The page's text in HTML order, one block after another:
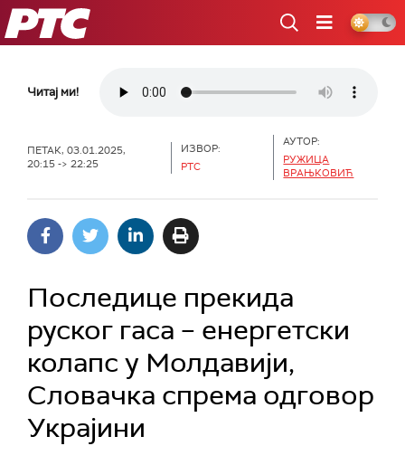
РТС
Читај ми!
ПЕТАК, 03.01.2025,
20:15 -> 22:25
ИЗВОР:
РТС
АУТОР:
РУЖИЦА
ВРАЊКОВИЋ
Последице прекида
руског гаса – енергетски
колапс у Молдавији,
Словачка спрема одговор
Украјини